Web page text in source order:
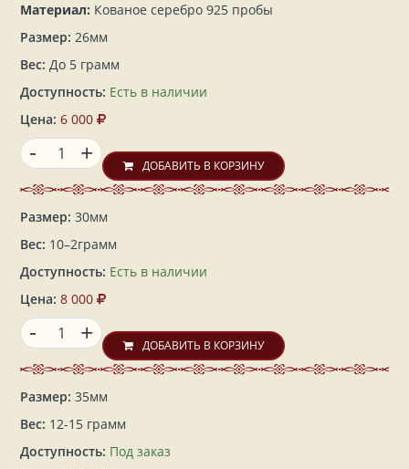
Материал: Кованое серебро 925 пробы
Размер: 26мм
Вес: До 5 грамм
Доступность: Есть в наличии
Цена: 6 000
+
- ДОБАВИТЬ В КОРЗИНУ
Размер: 30мм
Вес: 10–2грамм
Доступность: Есть в наличии
Цена: 8 000
+
- ДОБАВИТЬ В КОРЗИНУ
Размер: 35мм
Вес: 12-15 грамм
Доступность: Под заказ